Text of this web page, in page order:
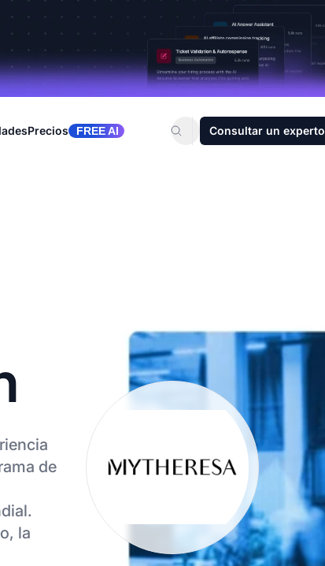
Precios FREE AI Consultar un experto
de
la